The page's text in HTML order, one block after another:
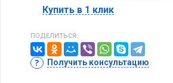
Купить в 1 клик
ПОДЕЛИТЬСЯ:
Получить консультацию